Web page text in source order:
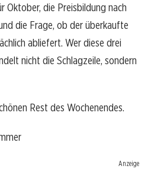
Oktober, die Preisbildung nach
die Frage, ob der überkaufte
abliefert. Wer diese drei
nicht die Schlagzeile, sondern
Rest des Wochenendes.
Anzeige